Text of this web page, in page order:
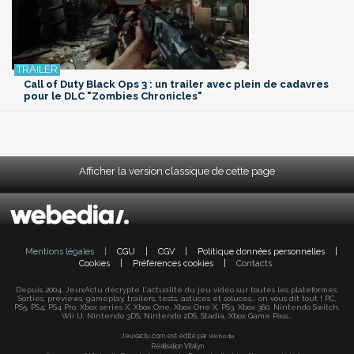
Call of Duty Black Ops 3 : un trailer avec plein de cadavres
pour le DLC "Zombies Chronicles"
Afficher la version classique de cette page
Mentions légales CGU CGV Politique données personnelles
Cookies
Préférences cookies Contacts
Depuis 2004, JeuxActu décrypte l'actualité du jeu vidéo sur toutes les plateformes.
Sorties, previews, gameplay, trailers, tests, astuces et soluces... on vous dit tout ! PC,
PS5, PS4, PS4 Pro, Xbox series X, Xbox One, Xbox One X, PS3, Xbox 360, Nintendo Switch,
Wii U, Nintendo 3DS, Nintendo 2DS, Stadia, Xbox Game Pass...
Jeuxactu.com est édité par Webedia
Réalisation Vitalyn